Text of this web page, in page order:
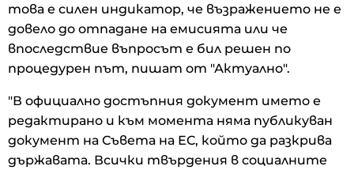
това е силен индикатор, че възражението не е
довело до отпадане на емисията или че
впоследствие въпросът е бил решен по
процедурен път, пишат от "Актуално".
"В официално достъпния документ името е
редактирано и към момента няма публикуван
документ на Съвета на ЕС, който да разкрива
държавата. Всички твърдения в социалните